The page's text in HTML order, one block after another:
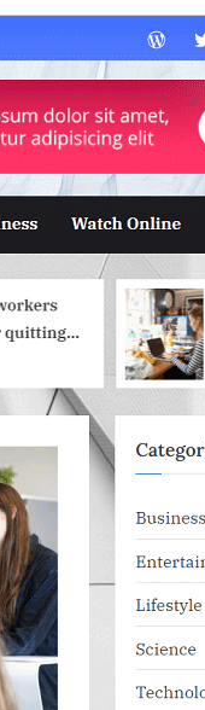
Tema comercial
Este tema é gratuíto
soporte comercial de
Vista previaDescarga
Última actualización
Instalacións activas
Versión de WordPress
Versión de PHP
Páxina de inicio do tema